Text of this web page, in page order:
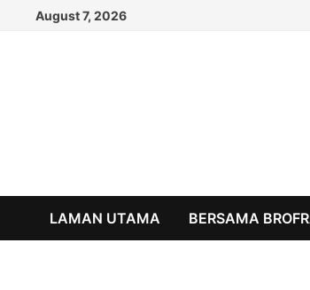
August 7, 2026
LAMAN UTAMA BERSAMA